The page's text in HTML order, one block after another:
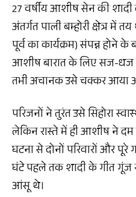
27 वर्षीय आशीष सेन की
अंतर्गत पाली बम्होरी क्षेत्र में
पूर्व का कार्यक्रम) संपन्न होने
आशीष बारात के लिए सज-धज
तभी अचानक उसे चक्कर आया
परिजनों ने तुरंत उसे सिहोरा
लेकिन रास्ते में ही आशीष ने दम
घटना से दोनों परिवारों और
घंटे पहले तक शादी के गीत गूंज
आंसू थे।